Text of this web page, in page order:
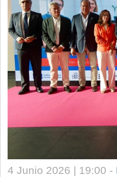
4 Junio 2026 | 19:00 -